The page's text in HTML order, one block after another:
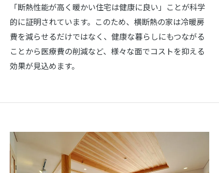
「断熱性能が高く暖かい住宅は健康に良い」ことが科学
的に証明されています。このため、横断熱の家は冷暖房
費を減らせるだけではなく、健康な暮らしにもつながる
ことから医療費の削減など、様々な面でコストを抑える
効果が見込めます。